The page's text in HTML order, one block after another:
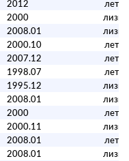
2012
2000
2008.01
2000.10
2007.12
1998.07
1995.12
2008.01
2000
2000.11
2008.01
2008.01